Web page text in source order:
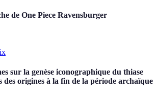
de One Piece Ravensburger
sur la genèse iconographique du thiase
des origines à la fin de la période archaïque